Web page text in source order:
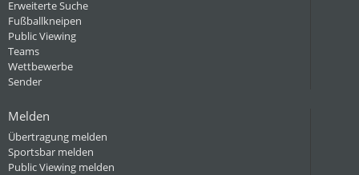
Erweiterte Suche
Fußballkneipen
Public Viewing
Teams
Wettbewerbe
Sender
Melden
Übertragung melden
Sportsbar melden
Public Viewing melden